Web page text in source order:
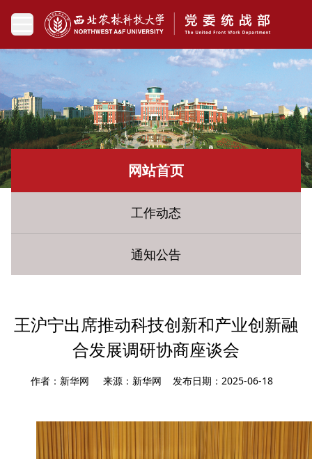
网站首页
工作动态
通知公告
王沪宁出席推动科技创新和产业创新融
合发展调研协商座谈会
作者：新华网 来源：新华网 发布日期：2025-06-18